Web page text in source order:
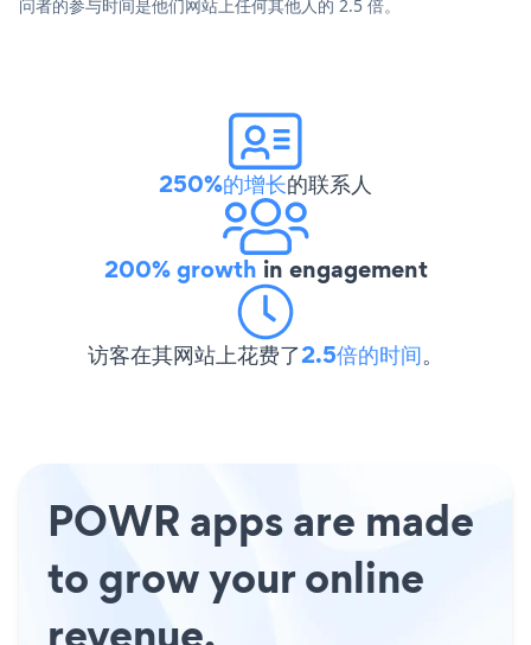
问者的参与时间是他们网站上任何其他人的 2.5 倍。
250%的增长的联系人
200% growth in engagement
访客在其网站上花费了2.5倍的时间。
POWR apps are made
to grow your online